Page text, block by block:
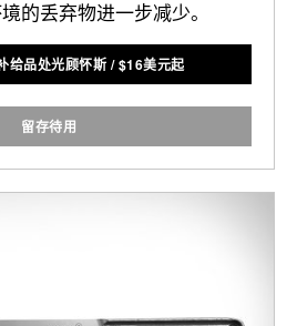
的丢弃物进一步减少。
给品处光顾怀斯 /$16美元起
留存待用